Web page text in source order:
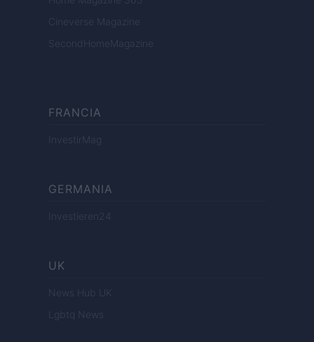
Cineverse Magazine
SecondHomeMagazine
FRANCIA
InvestirMag
GERMANIA
Investieren24
UK
News Hub UK
Lgbtq News